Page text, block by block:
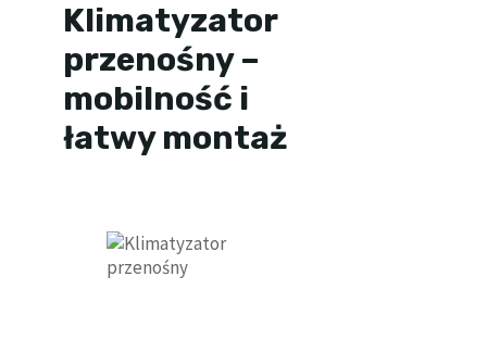
Klimatyzator
przenośny –
mobilność i
łatwy montaż